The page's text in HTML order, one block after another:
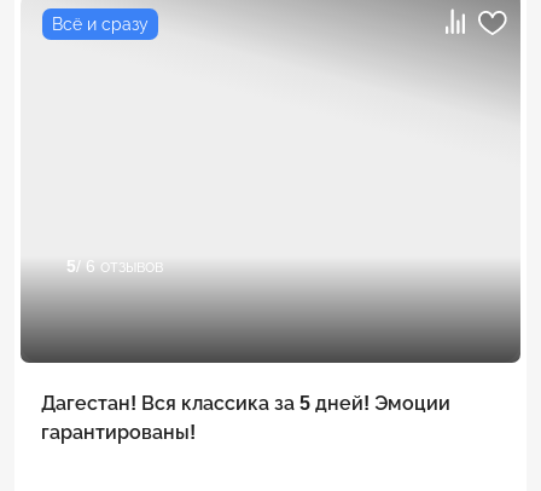
Всё и сразу
5/ 6 отзывов
Дагестан! Вся классика за 5 дней! Эмоции
гарантированы!